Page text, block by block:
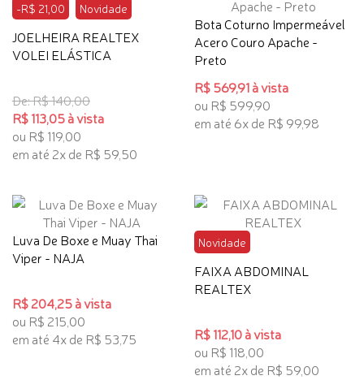
-R$ 21,00 Novidade
JOELHEIRA REALTEX
VOLEI ELÁSTICA
De: R$ 140,00
R$ 113,05 à vista
ou R$ 119,00
em até 2x de R$ 59,50
Bota Coturno Impermeável
Acero Couro Apache -
Preto
R$ 569,91 à vista
ou R$ 599,90
em até 6x de R$ 99,98
Luva De Boxe e Muay Thai
Viper - NAJA
R$ 204,25 à vista
ou R$ 215,00
em até 4x de R$ 53,75
Novidade
FAIXA ABDOMINAL
REALTEX
R$ 112,10 à vista
ou R$ 118,00
em até 2x de R$ 59,00